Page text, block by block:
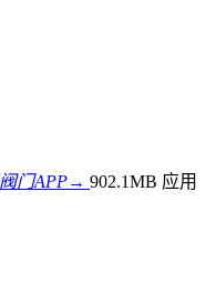
门APP→ 902.1MB 应用